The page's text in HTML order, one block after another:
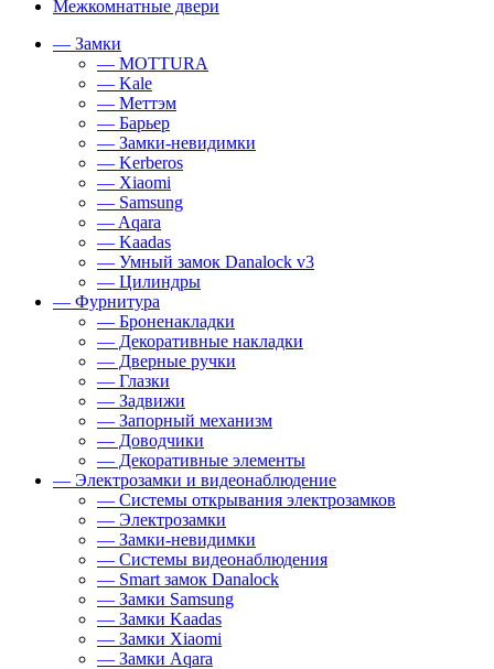
Межкомнатные двери
— Замки
— MOTTURA
— Kale
— Меттэм
— Барьер
— Замки-невидимки
— Kerberos
— Xiaomi
— Samsung
— Aqara
— Kaadas
— Умный замок Danalock v3
— Цилиндры
— Фурнитура
— Броненакладки
— Декоративные накладки
— Дверные ручки
— Глазки
— Задвижи
— Запорный механизм
— Доводчики
— Декоративные элементы
— Электрозамки и видеонаблюдение
— Системы открывания электрозамков
— Электрозамки
— Замки-невидимки
— Системы видеонаблюдения
— Smart замок Danalock
— Замки Samsung
— Замки Kaadas
— Замки Xiaomi
— Замки Aqara